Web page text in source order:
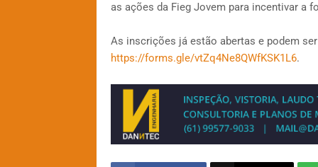
as ações da Fieg Jovem para incentivar a
As inscrições já estão abertas e podem
https://forms.gle/vtZq4Ne8QWfKSK1L6.